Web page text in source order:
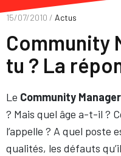
15/07/2010 / Actus
Community
tu ? La
Le Community Manager
? Mais quel âge a-t-il ?
l’appelle ? A quel poste
qualités, les défauts